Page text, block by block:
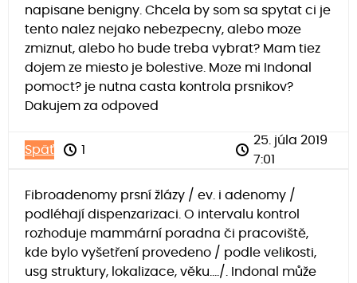
napisane benigny. Chcela by som sa spytat ci je
tento nalez nejako nebezpecny, alebo moze
zmiznut, alebo ho bude treba vybrat? Mam tiez
dojem ze miesto je bolestive. Moze mi Indonal
pomoct? je nutna casta kontrola prsnikov?
Dakujem za odpoved
Späť 1
25. júla 2019
7:01
Fibroadenomy prsní žlázy / ev. i adenomy /
podléhají dispenzarizaci. O intervalu kontrol
rozhoduje mammární poradna či pracoviště,
kde bylo vyšetření provedeno / podle velikosti,
usg struktury, lokalizace, věku..../. Indonal může